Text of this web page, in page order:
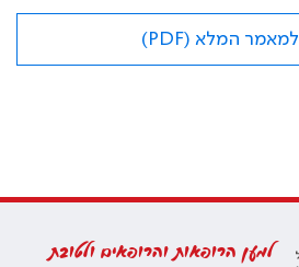
למאמר המלא (PDF)
למען הרופאות והרופאים ולטובת